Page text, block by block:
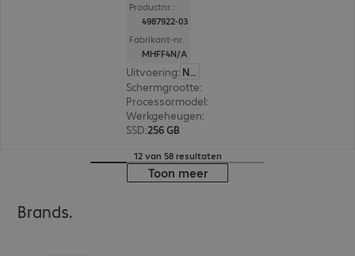
Productnr.:
4987922-03
Fabrikant-nr.:
MHFF4N/A
Uitvoering:
Nederland
Schermgrootte:
Processormodel:
Werkgeheugen:
SSD:256 GB
12 van 58 resultaten
Toon meer
Brands.